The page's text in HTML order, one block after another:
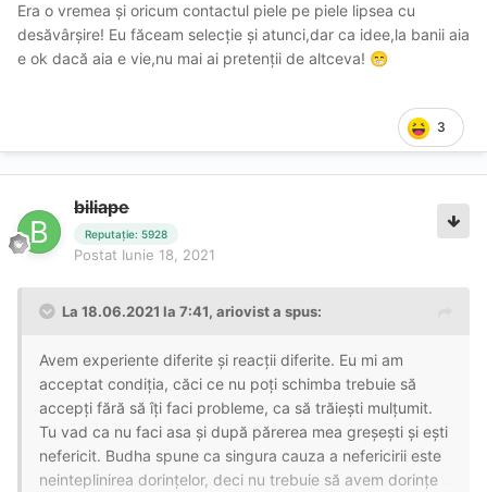
Era o vremea și oricum contactul piele pe piele lipsea cu
desăvârșire! Eu făceam selecție și atunci,dar ca idee,la banii aia
e ok dacă aia e vie,nu mai ai pretenții de altceva! 😁
3
biliape
Reputație: 5928
Postat Iunie 18, 2021
La 18.06.2021 la 7:41, ariovista spus:
Avem experiente diferite și reacții diferite. Eu mi am
acceptat condiția, căci ce nu poți schimba trebuie să
accepți fără să îți faci probleme, ca să trăiești mulțumit.
Tu vad ca nu faci asa și după părerea mea greșești și ești
nefericit. Budha spune ca singura cauza a nefericirii este
neinteplinirea dorințelor, deci nu trebuie să avem dorințe